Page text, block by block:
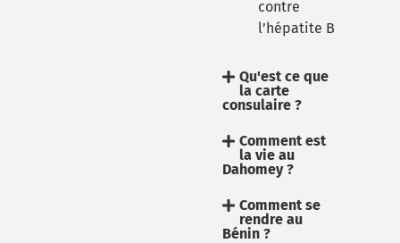
contre
l’hépatite B
Qu'est ce que
la carte
consulaire ?
Comment est
la vie au
Dahomey ?
Comment se
rendre au
Bénin ?